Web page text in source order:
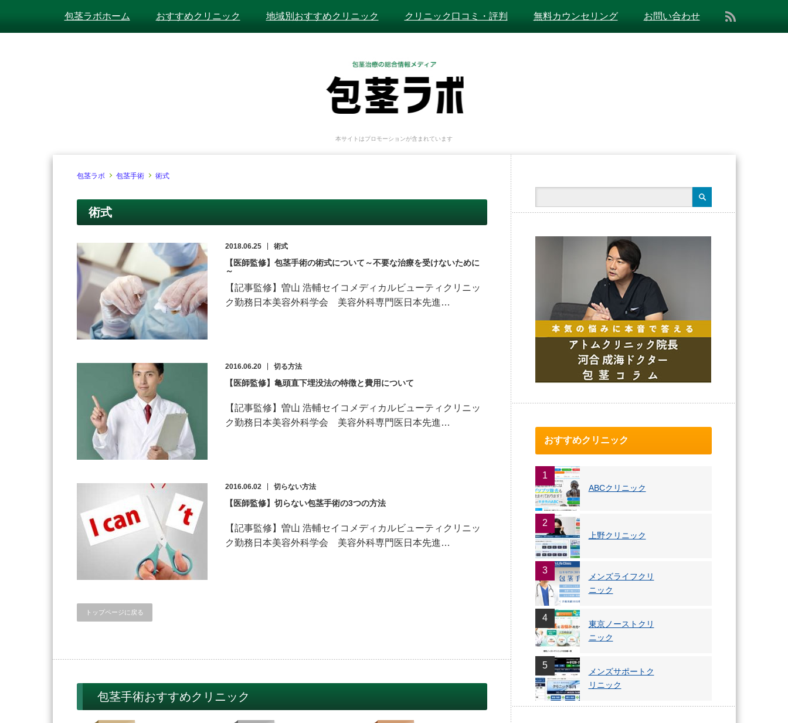
包茎ラボホーム おすすめクリニック 地域別おすすめクリニック クリニック口コミ・評判 無料カウンセリング お問い合わせ
本サイトはプロモーションが含まれています
包茎ラボ 包茎手術 術式
術式
2018.06.25 術式
【医師監修】包茎手術の術式について～不要な治療を受けないために
～
【記事監修】曽山 浩輔セイコメディカルビューティクリニッ
ク勤務日本美容外科学会 美容外科専門医日本先進…
2016.06.20 切る方法
【医師監修】亀頭直下埋没法の特徴と費用について
【記事監修】曽山 浩輔セイコメディカルビューティクリニッ
ク勤務日本美容外科学会 美容外科専門医日本先進…
2016.06.02 切らない方法
【医師監修】切らない包茎手術の3つの方法
【記事監修】曽山 浩輔セイコメディカルビューティクリニッ
ク勤務日本美容外科学会 美容外科専門医日本先進…
トップページに戻る
包茎手術おすすめクリニック
おすすめクリニック
1
ABCクリニック
2
上野クリニック
3
メンズライフクリ
ニック
4
東京ノーストクリ
ニック
5
メンズサポートク
リニック